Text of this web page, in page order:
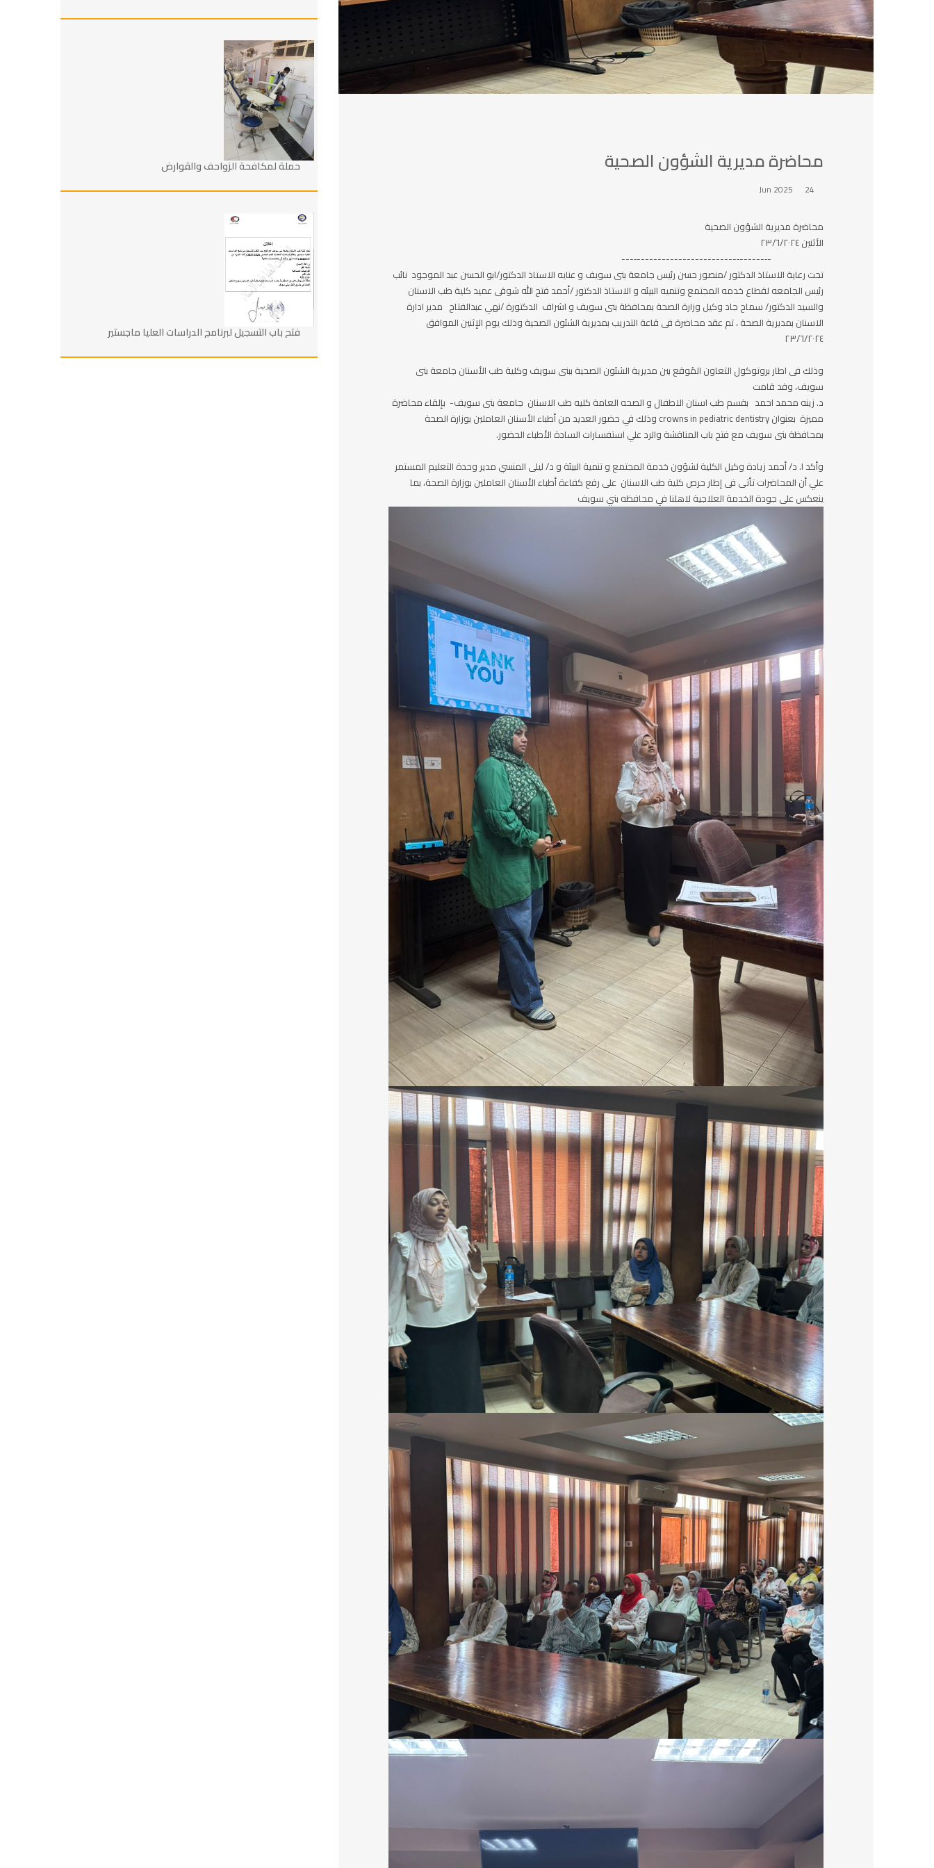
محاضرة مديرية الشؤون الصحية
24 Jun 2025
محاضرة مديرية الشؤون الصحية
الأثنين ٢٣/٦/٢٠٢٤
-‐------‐------------------------‐---
تحت رعاية الاستاذ الدكتور /منصور حسن رئيس جامعة بنى سويف و عنايه الاستاذ الدكتور/ابو الحسن عبد الموجود نائب
رئيس الجامعه لقطاع خدمه المجتمع وتنميه البيئه و الاستاذ الدكتور /أحمد فتح الله شوقى عميد كلية طب الاسنان
والسيد الدكتور/ سماح جاد وكيل وزارة الصحة بمحافظة بنى سويف و اشراف الدكتورة /نهي عبدالفتاح مدير ادارة
الاسنان بمديرية الصحة ، تم عقد محاضرة فى قاعة التدريب بمديرية الشئون الصحية وذلك يوم الإثنين الموافق
٢٣/٦/٢٠٢٤
وذلك فى اطار بروتوكول التعاون المُوقع بين مديرية الشئون الصحية ببنى سويف وكلية طب الأسنان جامعة بنى
سويف، وقد قامت
د. زينه محمد احمد بقسم طب اسنان الاطفال و الصحه العامة كليه طب الاسنان جامعة بنى سويف- بإلقاء محاضرة
مميزة بعنوان crowns in pediatric dentistry وذلك في حضور العديد من أطباء الأسنان العاملين بوزارة الصحة
بمحافظة بنى سويف مع فتح باب المناقشة والرد علي استفسارات السادة الأطباء الحضور.
وأكد ا. د/ أحمد زيادة وكيل الكلية لشؤون خدمة المجتمع و تنمية البيئة و د/ ليلى المنسي مدير وحدة التعليم المستمر
علي أن المحاضرات تأتى فى إطار حرص كلية طب الاسنان على رفع كفاءة أطباء الأسنان العاملين بوزارة الصحة، بما
ينعكس على جودة الخدمة العلاجية لاهلنا في محافظه بني سويف
حملة لمكافحة الزواحف والقوارض
فتح باب التسجيل لبرنامج الدراسات العليا ماجستير